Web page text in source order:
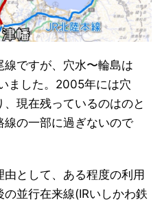
ですが、穴水〜輪島は
ました。2005年には穴
現在残っているのはのと
の一部に過ぎないので
として、ある程度の利用
並行在来線(IRいしかわ鉄